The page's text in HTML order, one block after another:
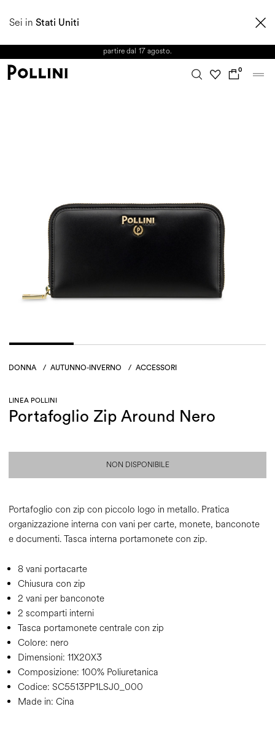
Sei in Stati Uniti
AUTUNNO/INVERNO 2026. Dall'8 al 16 agosto il Servizio Clienti non sarà
partire dal 17 agosto.
0
DONNA / AUTUNNO-INVERNO / ACCESSORI
LINEA POLLINI
Portafoglio Zip Around Nero
NON DISPONIBILE
Portafoglio con zip con piccolo logo in metallo. Pratica
organizzazione interna con vani per carte, monete, banconote
e documenti. Tasca interna portamonete con zip.
8 vani portacarte
Chiusura con zip
2 vani per banconote
2 scomparti interni
Tasca portamonete centrale con zip
Colore: nero
Dimensioni: 11X20X3
Composizione: 100% Poliuretanica
Codice: SC5513PP1LSJ0_000
Made in: Cina